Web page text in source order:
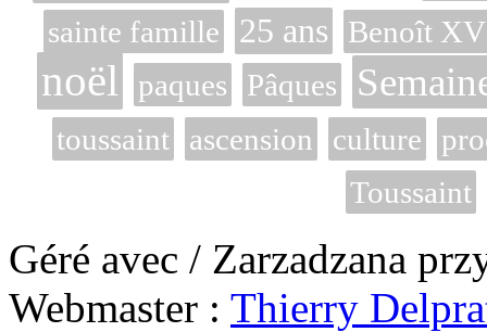
sainte famille 25 ans Benoît
noël paques Pâques
toussaint ascension culture
Toussaint
Géré avec / Zarzadzana
Webmaster : Thierry